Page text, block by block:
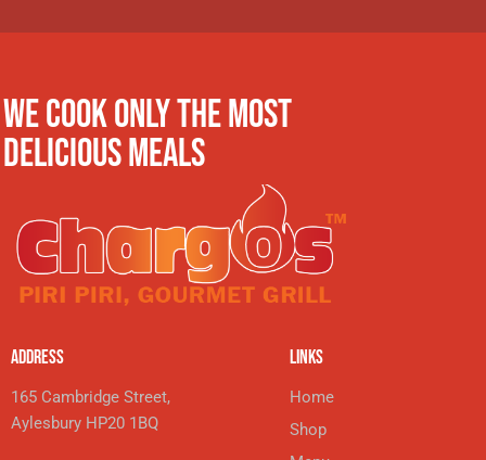
WE COOK ONLY THE MOST
DELICIOUS MEALS
ADDRESS
165 Cambridge Street,
Aylesbury HP20 1BQ
LINKS
Home
Shop